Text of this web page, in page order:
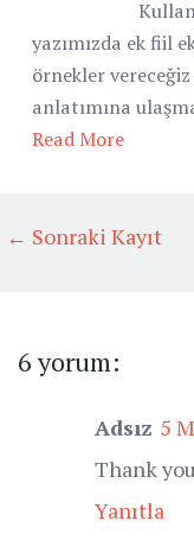
yazımızda ek fiil
örnekler
anlatımına
Read More
← Sonraki Kayıt
6 yorum:
Adsız 5
Thank you
Yanıtla